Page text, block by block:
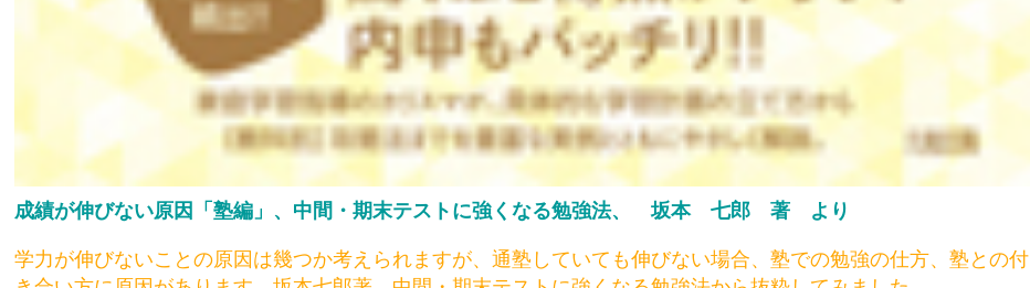
成績が伸びない原因「塾編」、中間・期末テストに強くなる勉強法、 坂本 七郎 著 より
学力が伸びないことの原因は幾つか考えられますが、通塾していても伸びない場合、塾での勉強の仕方、塾との付